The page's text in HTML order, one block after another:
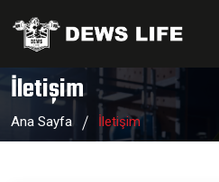
İletişim
Ana Sayfa İletişim